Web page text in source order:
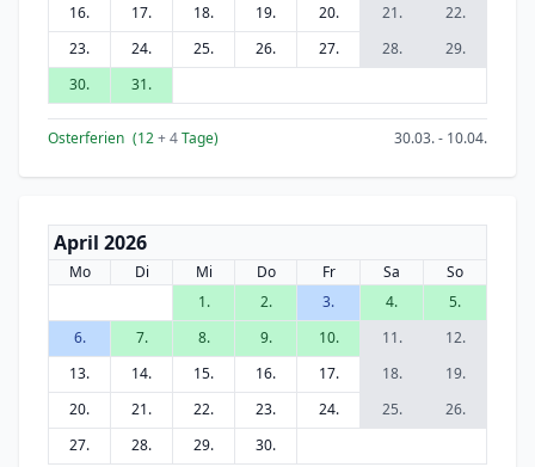
16.
17. 18. 19. 20. 21.
22.
23.
24. 25. 26. 27. 28.
29.
30.
31.
Osterferien (12+ 4Tage) 30.03. - 10.04.
April 2026
Mo Di Mi Do Fr Sa
So
1.
2. 3. 4.
5.
6.
7. 8. 9. 10. 11.
12.
13.
14. 15. 16. 17. 18.
19.
20.
21. 22. 23. 24. 25.
26.
27.
28. 29. 30.